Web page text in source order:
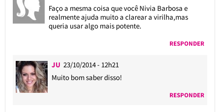
Faço a mesma coisa que você Nivia Barbosa e
realmente ajuda muito a clarear a virilha,mas
queria usar algo mais potente.
RESPONDER
JU 23/10/2014 - 12h21
Muito bom saber disso!
RESPONDER